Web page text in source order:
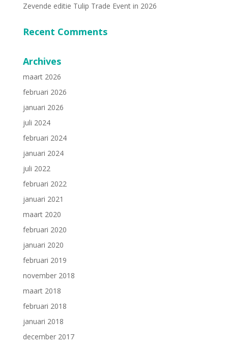
Zevende editie Tulip Trade Event in 2026
Recent Comments
Archives
maart 2026
februari 2026
januari 2026
juli 2024
februari 2024
januari 2024
juli 2022
februari 2022
januari 2021
maart 2020
februari 2020
januari 2020
februari 2019
november 2018
maart 2018
februari 2018
januari 2018
december 2017